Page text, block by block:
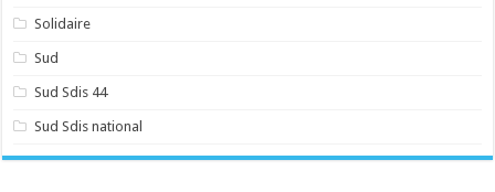
Solidaire
Sud
Sud Sdis 44
Sud Sdis national